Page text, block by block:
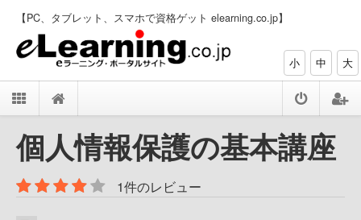
【PC、タブレット、スマホで資格ゲット elearning.co.jp】
小 中 大
個人情報保護の基本講座
1件のレビュー